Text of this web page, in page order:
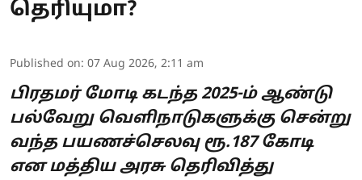
தெரியுமா?
Published on: 07 Aug 2026, 2:11 am
பிரதமர் மோடி கடந்த 2025-ம் ஆண்டு
பல்வேறு வெளிநாடுகளுக்கு சென்று
வந்த பயணச்செலவு ரூ.187 கோடி
என மத்திய அரசு தெரிவித்து